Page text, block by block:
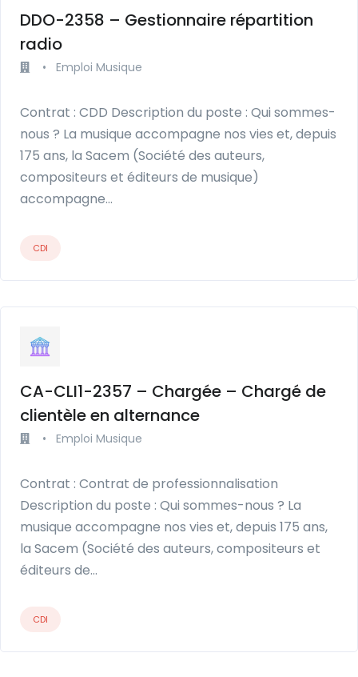
DDO-2358 – Gestionnaire répartition
radio
• Emploi Musique
Contrat : CDD Description du poste : Qui sommes-
nous ? La musique accompagne nos vies et, depuis
175 ans, la Sacem (Société des auteurs,
compositeurs et éditeurs de musique)
accompagne…
CDI
CA-CLI1-2357 – Chargée – Chargé de
clientèle en alternance
• Emploi Musique
Contrat : Contrat de professionnalisation
Description du poste : Qui sommes-nous ? La
musique accompagne nos vies et, depuis 175 ans,
la Sacem (Société des auteurs, compositeurs et
éditeurs de…
CDI